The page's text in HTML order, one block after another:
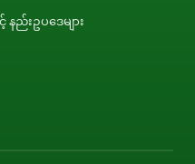
းဥပဒေများ